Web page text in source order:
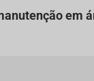
em